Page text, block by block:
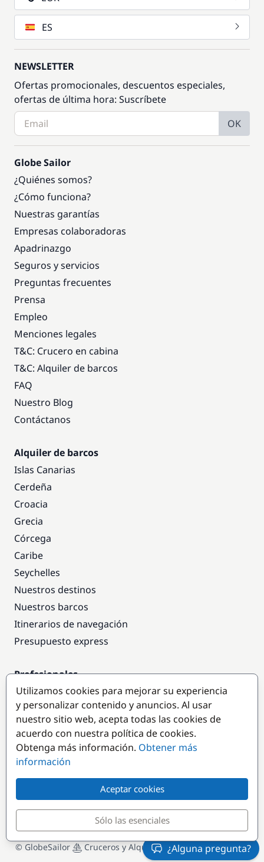
ES
NEWSLETTER
Ofertas promocionales, descuentos especiales,
ofertas de última hora: Suscríbete
OK
Globe Sailor
¿Quiénes somos?
¿Cómo funciona?
Nuestras garantías
Empresas colaboradoras
Apadrinazgo
Seguros y servicios
Preguntas frecuentes
Prensa
Empleo
Menciones legales
T&C: Crucero en cabina
T&C: Alquiler de barcos
FAQ
Nuestro Blog
Contáctanos
Alquiler de barcos
Islas Canarias
Cerdeña
Croacia
Grecia
Córcega
Caribe
Seychelles
Nuestros destinos
Nuestros barcos
Itinerarios de navegación
Presupuesto express
Profesionales
Acceso empresas
Colaborar como empresa
Destinos populares
© GlobeSailor Cruceros y Alquiler de Barcos desde 2008
¿Alguna pregunta?
Utilizamos cookies para mejorar su experiencia
y personalizar contenido y anuncios. Al usar
nuestro sitio web, acepta todas las cookies de
acuerdo con nuestra política de cookies.
Obtenga más información. Obtener más
información
Aceptar cookies
Sólo las esenciales